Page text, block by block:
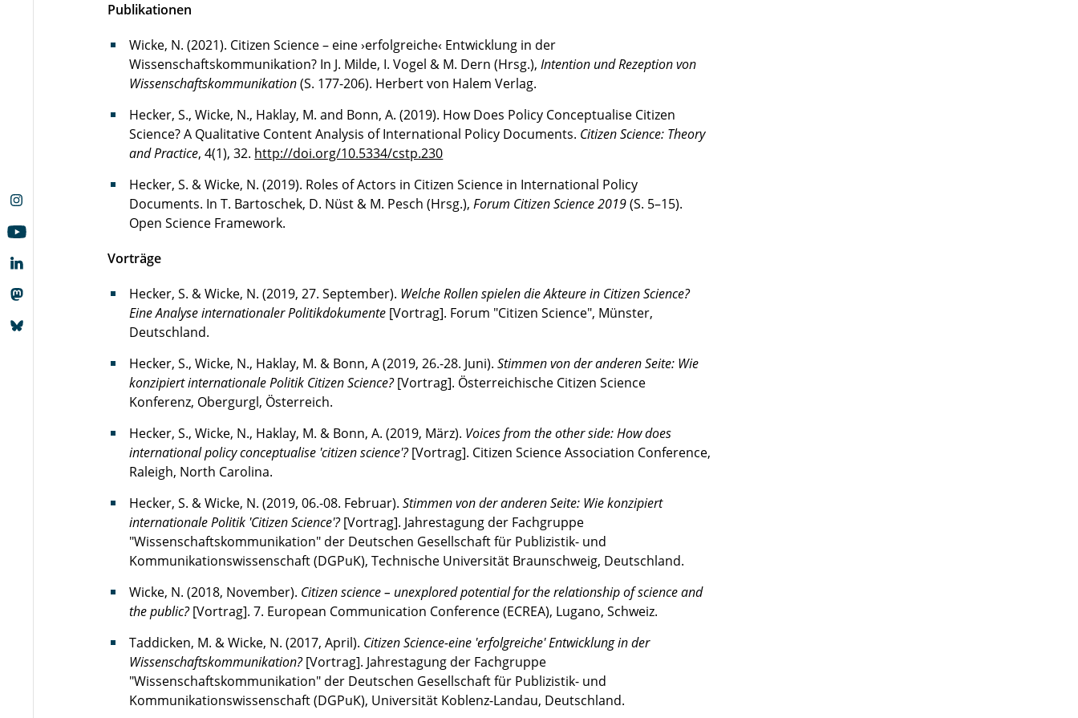
Publikationen
Wicke, N. (2021). Citizen Science – eine ›erfolgreiche‹ Entwicklung in der
Wissenschaftskommunikation? In J. Milde, I. Vogel & M. Dern (Hrsg.),Intention und Rezeption von
Wissenschaftskommunikation(S. 177-206). Herbert von Halem Verlag.
Hecker, S., Wicke, N., Haklay, M. and Bonn, A. (2019). How Does Policy Conceptualise Citizen
Science? A Qualitative Content Analysis of International Policy Documents. Citizen Science: Theory
and Practice, 4(1), 32. http://doi.org/10.5334/cstp.230
Hecker, S. & Wicke, N. (2019). Roles of Actors in Citizen Science in International Policy
Documents. In T. Bartoschek, D. Nüst & M. Pesch (Hrsg.),Forum Citizen Science 2019(S. 5–15).
Open Science Framework.
Vorträge
Hecker, S. & Wicke, N. (2019, 27. September). Welche Rollen spielen die Akteure in Citizen Science?
Eine Analyse internationaler Politikdokumente [Vortrag]. Forum "Citizen Science", Münster,
Deutschland.
Hecker, S., Wicke, N., Haklay, M. & Bonn, A (2019, 26.-28. Juni).Stimmen von der anderen Seite: Wie
konzipiert internationale Politik Citizen Science?[Vortrag]. Österreichische Citizen Science
Konferenz, Obergurgl, Österreich.
Hecker, S., Wicke, N., Haklay, M. & Bonn, A. (2019, März). Voices from the other side: How does
international policy conceptualise 'citizen science'?[Vortrag]. Citizen Science Association Conference,
Raleigh, North Carolina.
Hecker, S. & Wicke, N. (2019, 06.-08. Februar).Stimmen von der anderen Seite: Wie konzipiert
internationale Politik 'Citizen Science'?[Vortrag]. Jahrestagung der Fachgruppe
"Wissenschaftskommunikation" der Deutschen Gesellschaft für Publizistik- und
Kommunikationswissenschaft (DGPuK), Technische Universität Braunschweig, Deutschland.
Wicke, N. (2018, November). Citizen science – unexplored potential for the relationship of science and
the public?[Vortrag]. 7. European Communication Conference (ECREA), Lugano, Schweiz.
Taddicken, M. & Wicke, N. (2017, April). Citizen Science-eine 'erfolgreiche' Entwicklung in der
Wissenschaftskommunikation?[Vortrag]. Jahrestagung der Fachgruppe
"Wissenschaftskommunikation" der Deutschen Gesellschaft für Publizistik- und
Kommunikationswissenschaft (DGPuK), Universität Koblenz-Landau, Deutschland.